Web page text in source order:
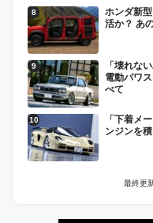
ホンダ新
活か？ あ
「壊れな
電動パワ
べて
「下着メ
ンジンを
最終更